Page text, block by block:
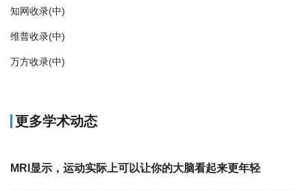
知网收录(中)
维普收录(中)
万方收录(中)
更多学术动态
MRI显示，运动实际上可以让你的大脑看起来更年轻